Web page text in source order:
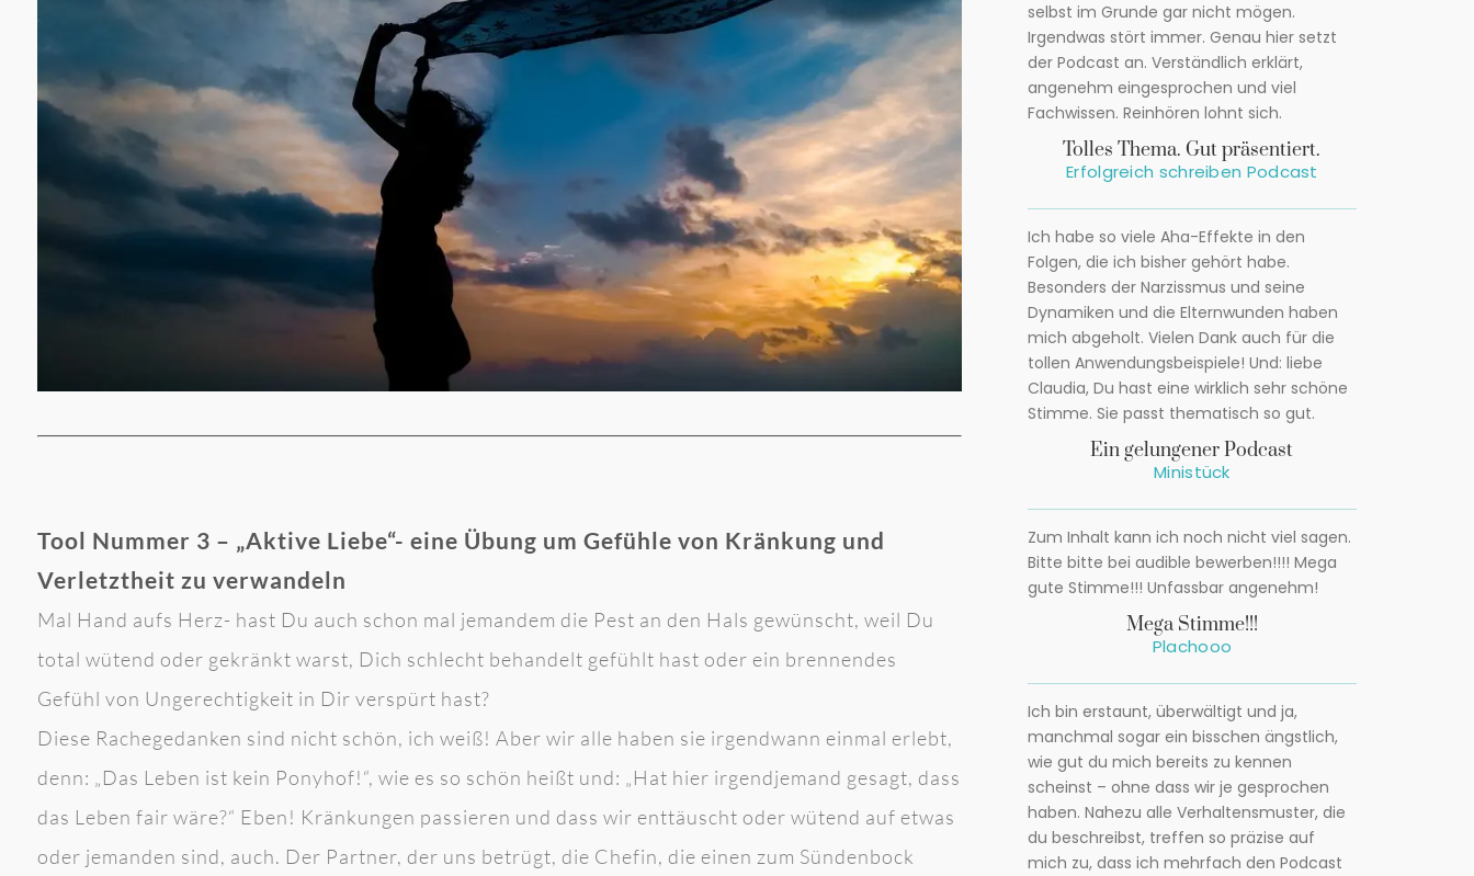
Tool Nummer 3 – „Aktive Liebe“- eine Übung um Gefühle von Kränkung und
Verletztheit zu verwandeln
Mal Hand aufs Herz- hast Du auch schon mal jemandem die Pest an den Hals gewünscht, weil Du
total wütend oder gekränkt warst, Dich schlecht behandelt gefühlt hast oder ein brennendes
Gefühl von Ungerechtigkeit in Dir verspürt hast?
Diese Rachegedanken sind nicht schön, ich weiß! Aber wir alle haben sie irgendwann einmal erlebt,
denn: „Das Leben ist kein Ponyhof!“, wie es so schön heißt und: „Hat hier irgendjemand gesagt, dass
das Leben fair wäre?“ Eben! Kränkungen passieren und dass wir enttäuscht oder wütend auf etwas
oder jemanden sind, auch. Der Partner, der uns betrügt, die Chefin, die einen zum Sündenbock
selbst im Grunde gar nicht mögen.
Irgendwas stört immer. Genau hier setzt
der Podcast an. Verständlich erklärt,
angenehm eingesprochen und viel
Fachwissen. Reinhören lohnt sich.
Tolles Thema. Gut präsentiert.
Erfolgreich schreiben Podcast
Ich habe so viele Aha-Effekte in den
Folgen, die ich bisher gehört habe.
Besonders der Narzissmus und seine
Dynamiken und die Elternwunden haben
mich abgeholt. Vielen Dank auch für die
tollen Anwendungsbeispiele! Und: liebe
Claudia, Du hast eine wirklich sehr schöne
Stimme. Sie passt thematisch so gut.
Ein gelungener Podcast
Ministück
Zum Inhalt kann ich noch nicht viel sagen.
Bitte bitte bei audible bewerben!!!! Mega
gute Stimme!!! Unfassbar angenehm!
Mega Stimme!!!
Plachooo
Ich bin erstaunt, überwältigt und ja,
manchmal sogar ein bisschen ängstlich,
wie gut du mich bereits zu kennen
scheinst – ohne dass wir je gesprochen
haben. Nahezu alle Verhaltensmuster, die
du beschreibst, treffen so präzise auf
mich zu, dass ich mehrfach den Podcast